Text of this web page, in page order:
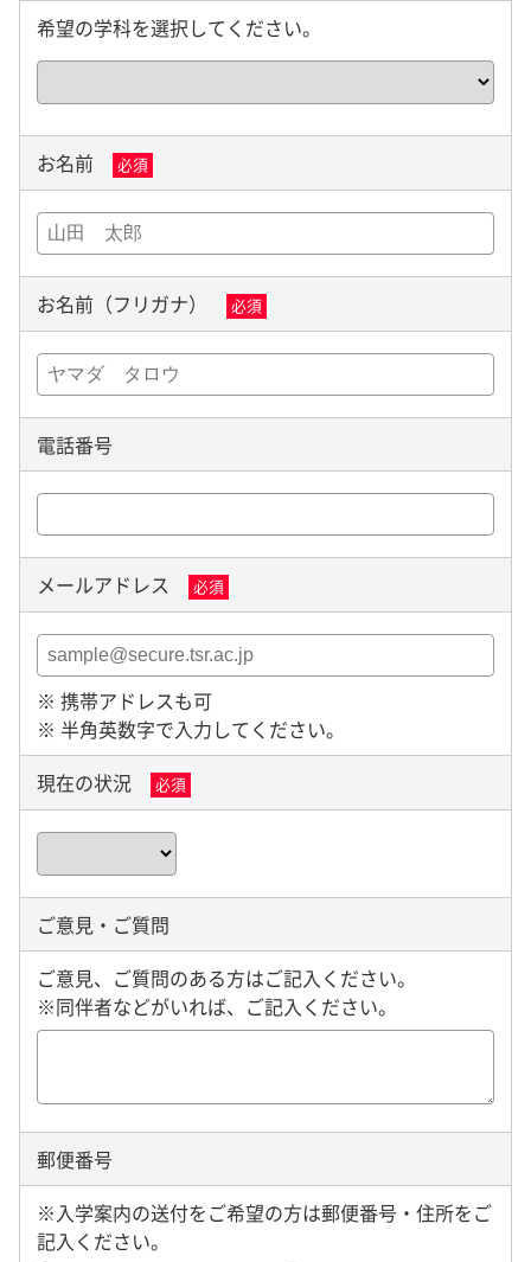
希望の学科を選択してください。
お名前 必須
お名前（フリガナ） 必須
電話番号
メールアドレス 必須
※ 携帯アドレスも可
※ 半角英数字で入力してください。
現在の状況
必須
ご意見・ご質問
ご意見、ご質問のある方はご記入ください。
※同伴者などがいれば、ご記入ください。
郵便番号
※入学案内の送付をご希望の方は郵便番号・住所をご
記入ください。